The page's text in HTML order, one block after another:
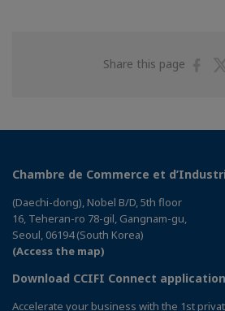
Share this page
Chambre de Commerce et
(Daechi-dong), Nobel B/D, 5th floor
16, Teheran-ro 78-gil, Gangnam-gu,
Seoul, 06194 (South Korea)
(Access the map)
Download CCIFI Connect application
Accelerate your business with the 1st